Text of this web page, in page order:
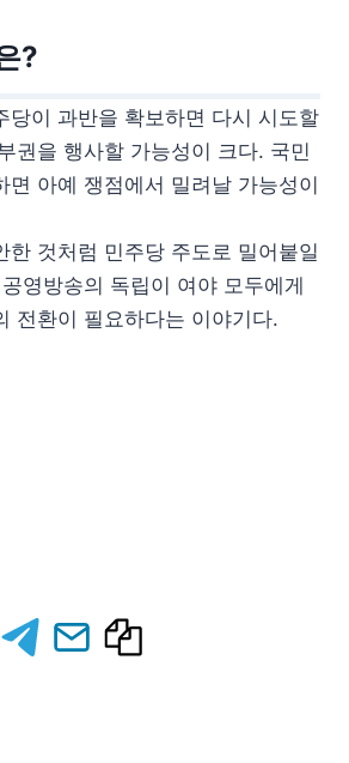
?
당이 과반을 확보하면 다시 시도할
권을 행사할 가능성이 크다. 국민
면 아예 쟁점에서 밀려날 가능성이
한 것처럼 민주당 주도로 밀어붙일
영방송의 독립이 여야 모두에게
전환이 필요하다는 이야기다.